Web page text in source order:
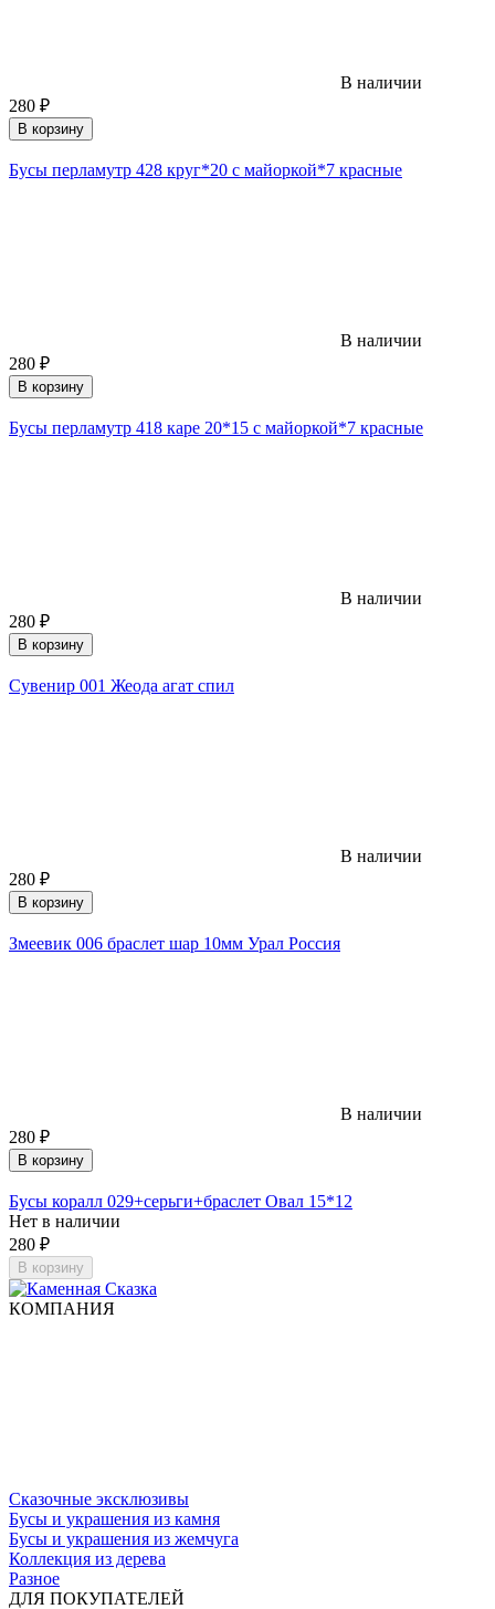
В наличии
280 ₽
В корзину
Бусы перламутр 428 круг*20 с майоркой*7 красные
В наличии
280 ₽
В корзину
Бусы перламутр 418 каре 20*15 с майоркой*7 красные
В наличии
280 ₽
В корзину
Сувенир 001 Жеода агат спил
В наличии
280 ₽
В корзину
Змеевик 006 браслет шар 10мм Урал Россия
В наличии
280 ₽
В корзину
Бусы коралл 029+серьги+браслет Овал 15*12
Нет в наличии
280 ₽
В корзину
КОМПАНИЯ
Сказочные эксклюзивы
Бусы и украшения из камня
Бусы и украшения из жемчуга
Коллекция из дерева
Разное
ДЛЯ ПОКУПАТЕЛЕЙ